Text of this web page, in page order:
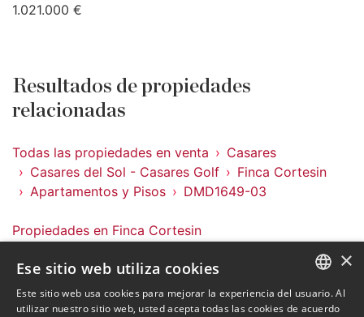
1.021.000 €
Resultados de propiedades
relacionadas
Todas las propiedades en venta
Casares
Casares del Sol - Casares Golf
Finca Cortesin
Apartamentos y Pisos
DMD1649-03
Propiedades en Finca Cortesin
Propiedades en Casares
Apartamentos y Pisos en Finca Cortesin
ENGLISH
×
Ese sitio web utiliza cookies
Este sitio web usa cookies para mejorar la experiencia del usuario. Al
utilizar nuestro sitio web, usted acepta todas las cookies de acuerdo